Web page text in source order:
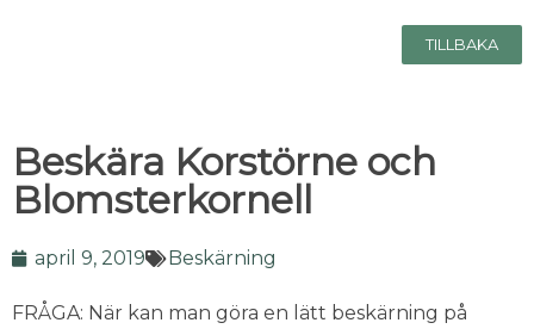
TILLBAKA
Beskära Korstörne och
Blomsterkornell
april 9, 2019 Beskärning
FRÅGA: När kan man göra en lätt beskärning på